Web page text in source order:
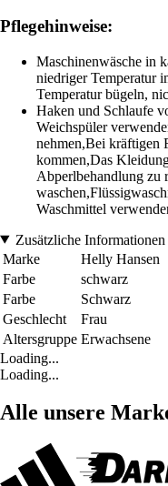
Pflegehinweise:
Maschinenwäsche in
niedriger Temperatur
Temperatur bügeln,
Haken und Schlaufe
Weichspüler
nehmen,Bei kräftigen
kommen,Das
Abperlbehandlung zu
Waschmittel
Zusätzliche Informationen
Marke
Helly Hansen
Farbe
schwarz
Farbe
Schwarz
Geschlecht
Frau
Altersgruppe Erwachsene
Loading...
Loading...
Alle unsere